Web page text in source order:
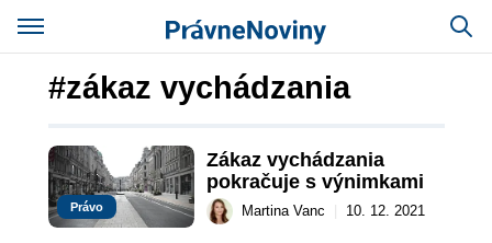
#zákaz vychádzania
Právo
Zákaz vychádzania
pokračuje s výnimkami
Martina Vanc 10. 12. 2021